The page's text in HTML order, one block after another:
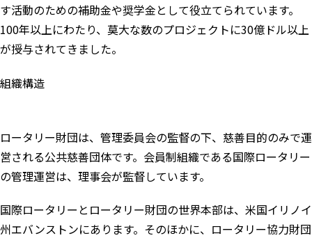
す活動のための補助金や奨学金として役立てられています。
100年以上にわたり、莫大な数のプロジェクトに30億ドル以上
が授与されてきました。
組織構造
ロータリー財団は、管理委員会の監督の下、慈善目的のみで運
営される公共慈善団体です。会員制組織である国際ロータリー
の管理運営は、理事会が監督しています。
国際ロータリーとロータリー財団の世界本部は、米国イリノイ
州エバンストンにあります。そのほかに、ロータリー協力財団